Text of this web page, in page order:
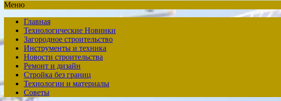
Меню
Главная
Технологические Новинки
Загородное строительство
Инструменты и техника
Новости строительства
Ремонт и дизайн
Стройка без границ
Технологии и материалы
Советы